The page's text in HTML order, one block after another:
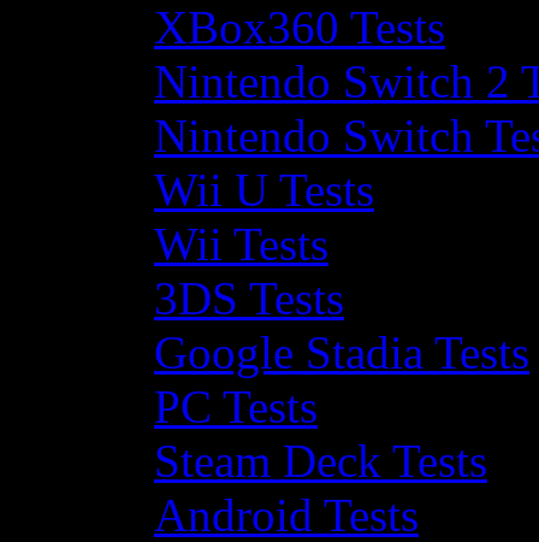
XBox360 Tests
Nintendo Switch 2
Nintendo Switch
Wii U Tests
Wii Tests
3DS Tests
Google Stadia Tests
PC Tests
Steam Deck Tests
Android Tests